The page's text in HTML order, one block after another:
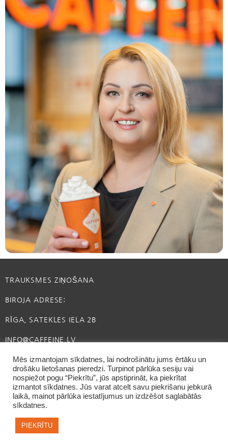
TRAUKSMES ZIŅOŠANA
BIROJA ADRESE:
RĪGA, SATEKLES IELA 2B
INFO@CAFFEINE.LV
Mēs izmantojam sīkdatnes, lai nodrošinātu jums ērtāku un
drošāku lietošanas pieredzi. Turpinot pārlūka sesiju vai
nospiežot pogu “Piekrītu”, jūs apstiprināt, ka piekrītat
izmantot sīkdatnes. Jūs varat atcelt savu piekrišanu jebkurā
laikā, mainot pārlūka iestatījumus un izdzēšot saglabātās
sīkdatnes.
PIEKRĪTU